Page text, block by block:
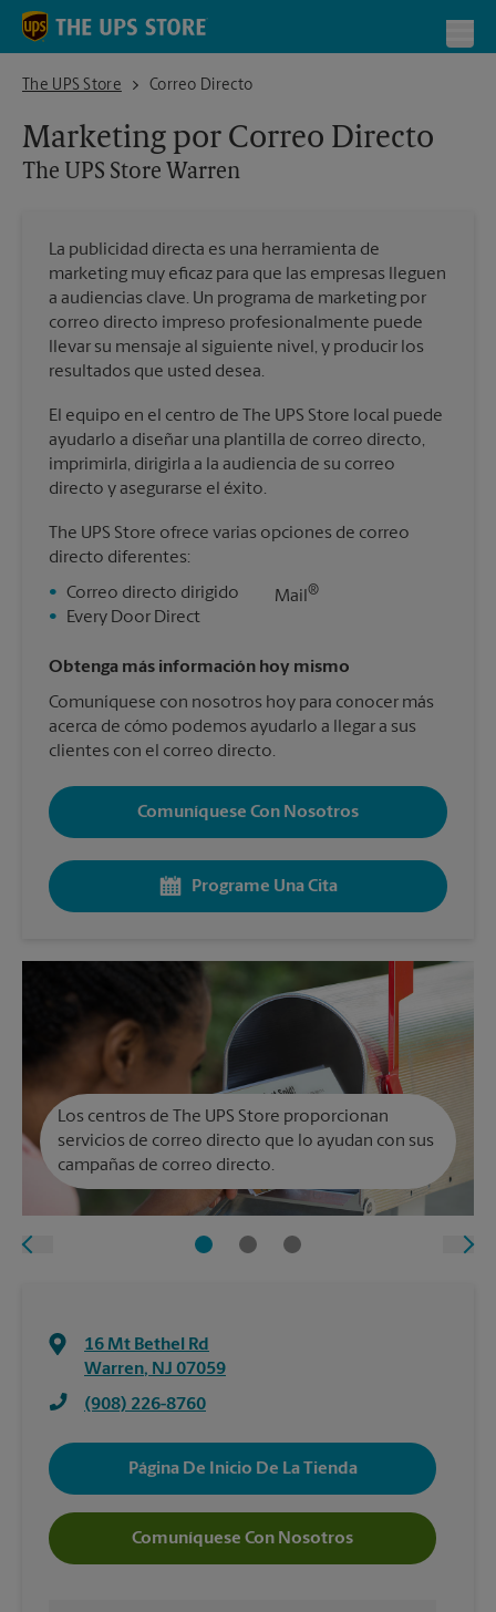
Skip to content
Return to Nav
The UPS Store
The UPS Store WarrenCorreo Directo
Marketing por Correo Directo
The UPS Store Warren
La publicidad directa es una herramienta de
marketing muy eficaz para que las empresas lleguen
a audiencias clave. Un programa de marketing por
correo directo impreso profesionalmente puede
llevar su mensaje al siguiente nivel, y producir los
resultados que usted desea.
El equipo en el centro de The UPS Store local puede
ayudarlo a diseñar una plantilla de correo directo,
imprimirla, dirigirla a la audiencia de su correo
directo y asegurarse el éxito.
The UPS Store ofrece varias opciones de correo
directo diferentes:
• Correo directo dirigido
•
Every Door Direct
Mail ®
Obtenga más información hoy mismo
Comuníquese con nosotros hoy para conocer más
acerca de cómo podemos ayudarlo a llegar a sus
clientes con el correo directo.
Comuníquese Con Nosotros
Programe Una Cita
Los centros de The UPS Store proporcionan
servicios de correo directo que lo ayudan con sus
campañas de correo directo.
16 Mt Bethel Rd
Warren, NJ 07059
(908) 226-8760
Página De Inicio De La Tienda
Comuníquese Con Nosotros